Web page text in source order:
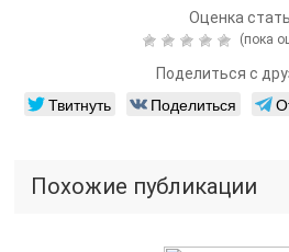
Оценка
(пока
Поделиться с
Твитнуть Поделиться
Похожие публикации